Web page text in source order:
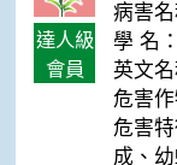
達人級
會員
病害
學 名
英文
危害
危害特
成、